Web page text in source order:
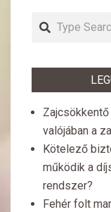
Search
valójában a
Kötelező
működik a
rendszer?
Fehér folt